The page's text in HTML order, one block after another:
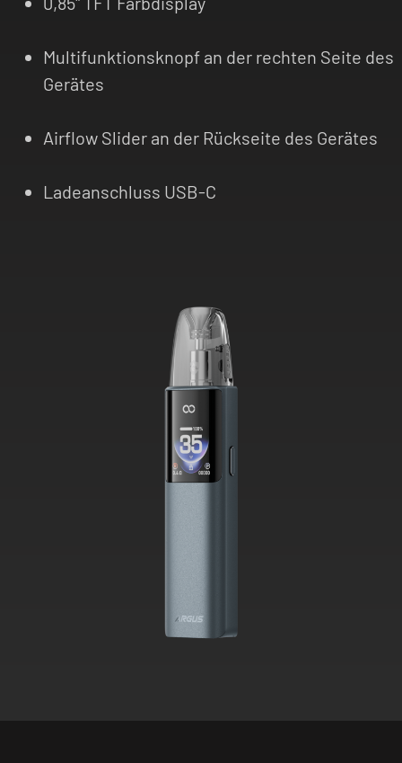
Multifunktionsknopf an der rechten Seite des
Gerätes
Airflow Slider an der Rückseite des Gerätes
Ladeanschluss USB-C